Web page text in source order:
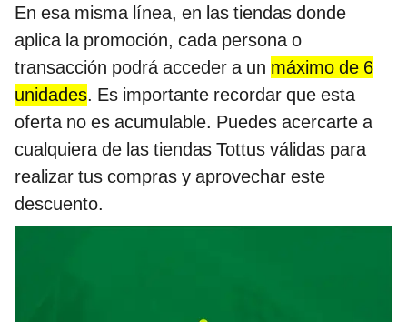
En esa misma línea, en las tiendas donde
aplica la promoción, cada persona o
transacción podrá acceder a un máximo de 6
unidades. Es importante recordar que esta
oferta no es acumulable. Puedes acercarte a
cualquiera de las tiendas Tottus válidas para
realizar tus compras y aprovechar este
descuento.